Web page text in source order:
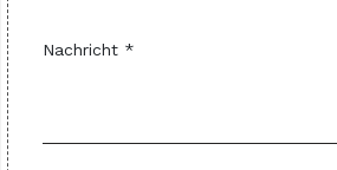
Nachricht *